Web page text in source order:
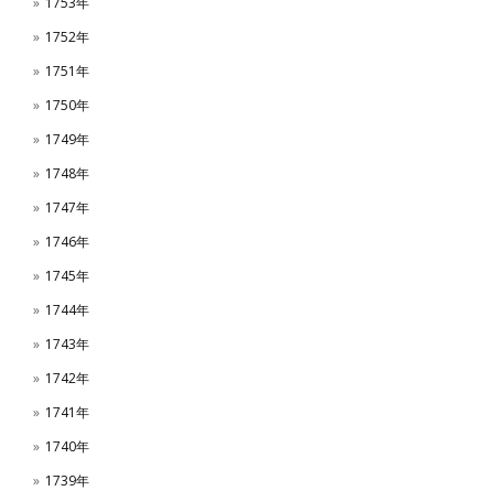
1752年
1751年
1750年
1749年
1748年
1747年
1746年
1745年
1744年
1743年
1742年
1741年
1740年
1739年